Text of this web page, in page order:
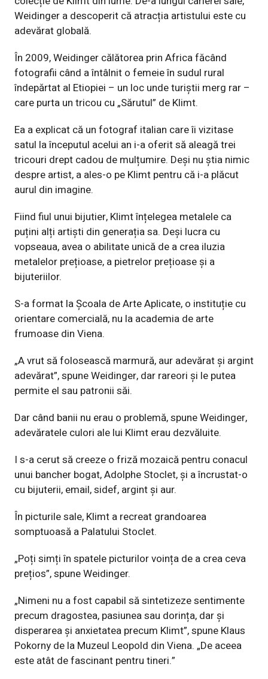
Weidinger a descoperit că atracția artistului este cu
adevărat globală.
În 2009, Weidinger călătorea prin Africa făcând
fotografii când a întâlnit o femeie în sudul rural
îndepărtat al Etiopiei – un loc unde turiștii merg rar –
care purta un tricou cu „Sărutul” de Klimt.
Ea a explicat că un fotograf italian care îi vizitase
satul la începutul acelui an i-a oferit să aleagă trei
tricouri drept cadou de mulțumire. Deși nu știa nimic
despre artist, a ales-o pe Klimt pentru că i-a plăcut
aurul din imagine.
Fiind fiul unui bijutier, Klimt înțelegea metalele ca
puțini alți artiști din generația sa. Deși lucra cu
vopseaua, avea o abilitate unică de a crea iluzia
metalelor prețioase, a pietrelor prețioase și a
bijuteriilor.
S-a format la Școala de Arte Aplicate, o instituție cu
orientare comercială, nu la academia de arte
frumoase din Viena.
„A vrut să folosească marmură, aur adevărat și argint
adevărat”, spune Weidinger, dar rareori și le putea
permite el sau patronii săi.
Dar când banii nu erau o problemă, spune Weidinger,
adevăratele culori ale lui Klimt erau dezvăluite.
I s-a cerut să creeze o friză mozaică pentru conacul
unui bancher bogat, Adolphe Stoclet, și a încrustat-o ​​
cu bijuterii, email, sidef, argint și aur.
În picturile sale, Klimt a recreat grandoarea
somptuoasă a Palatului Stoclet.
„Poți simți în spatele picturilor voința de a crea ceva
prețios”, spune Weidinger.
„Nimeni nu a fost capabil să sintetizeze sentimente
precum dragostea, pasiunea sau dorința, dar și
disperarea și anxietatea precum Klimt”, spune Klaus
Pokorny de la Muzeul Leopold din Viena. „De aceea
este atât de fascinant pentru tineri.”